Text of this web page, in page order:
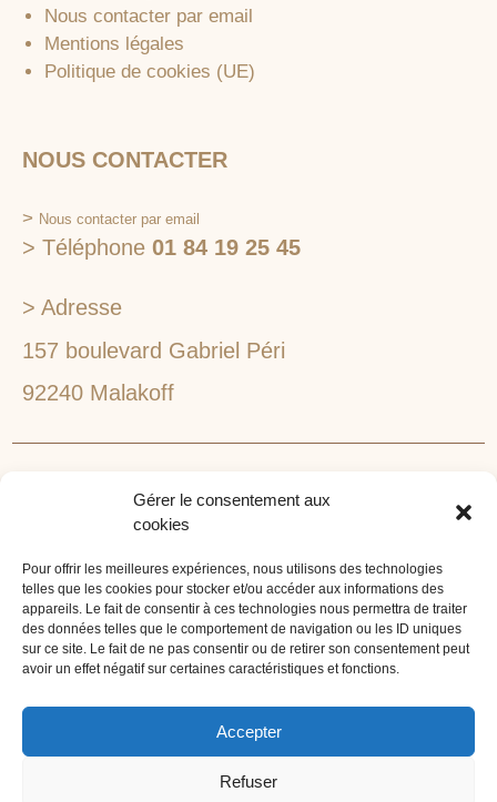
Gérer le consentement aux
cookies
Pour offrir les meilleures expériences, nous utilisons des technologies
telles que les cookies pour stocker et/ou accéder aux informations des
appareils. Le fait de consentir à ces technologies nous permettra de traiter
des données telles que le comportement de navigation ou les ID uniques
sur ce site. Le fait de ne pas consentir ou de retirer son consentement peut
avoir un effet négatif sur certaines caractéristiques et fonctions.
Accepter
Refuser
Nous contacter par email
Mentions légales
Politique de cookies (UE)
NOUS CONTACTER
> Nous contacter par email
> Téléphone 01 84 19 25 45
> Adresse
157 boulevard Gabriel Péri
92240 Malakoff
1lieu1salle est spécialisé dans la recherche de lieux
événements d'entreprise. 1lieu1salle recherche
gratuitement pour vous, votre lieu de séminaire idéal :
château, domaine, hôtel, lieu atypique et dans
l'environnement que vous souhaitez, en ville, au vert, au
bord d'un lac ou de la mer.
ORGANISATION DE SÉMINAIRE CLÉ EN MAIN
1lieu1salle agence événementielle est spécialisée dans
l'organisation de séminaires sur mesure. Tous types